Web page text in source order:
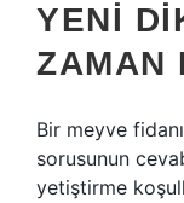
YENI
ZAMAN
Bir meyve
sorusunun
yetiştirme